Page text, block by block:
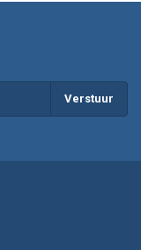
Verstuur